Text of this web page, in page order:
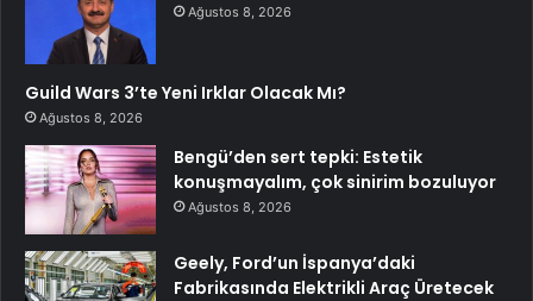
Ağustos 8, 2026
Guild Wars 3’te Yeni Irklar Olacak Mı?
Ağustos 8, 2026
Bengü’den sert tepki: Estetik
konuşmayalım, çok sinirim bozuluyor
Ağustos 8, 2026
Geely, Ford’un İspanya’daki
Fabrikasında Elektrikli Araç Üretecek